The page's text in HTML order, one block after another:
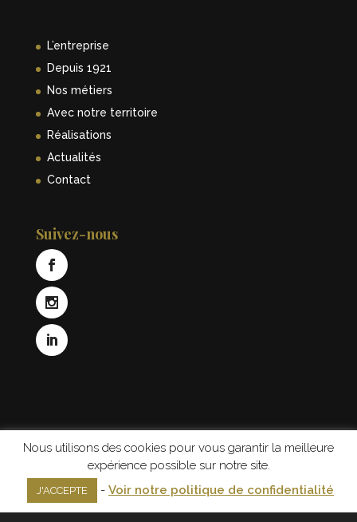
L’entreprise
Depuis 1921
Nos métiers
Avec notre territoire
Réalisations
Actualités
Contact
Suivez-nous
Intérieur Extérieur
Spécialiste châtaignier
Achat de châtaignier
Autres essences locales
© 2018 UN DES SENS Design global - Tous droits
Nous utilisons des cookies pour vous garantir la meilleure
expérience possible sur notre site.
J'ACCEPTE - Voir notre politique de confidentialité